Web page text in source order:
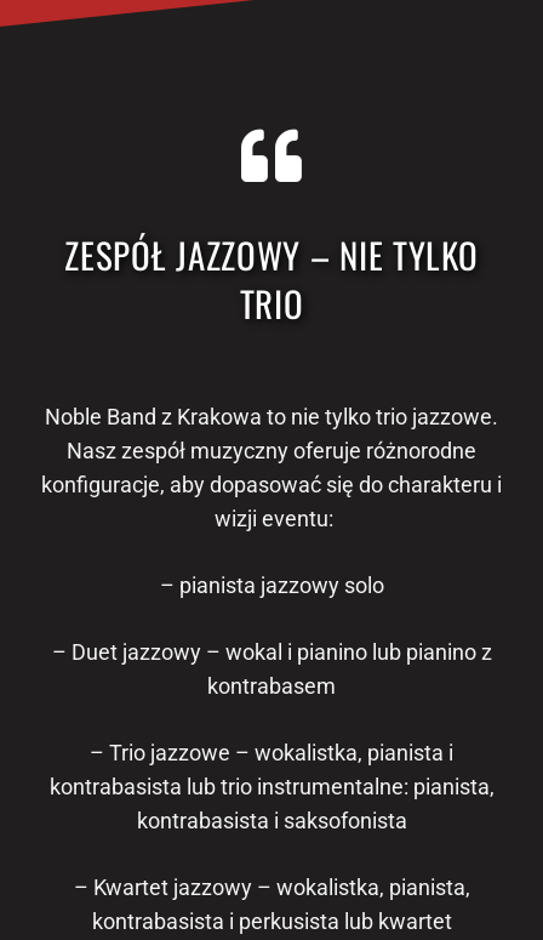
ZESPÓŁ JAZZOWY – NIE TYLKO
TRIO
Noble Band z Krakowa to nie tylko trio jazzowe.
Nasz zespół muzyczny oferuje różnorodne
konfiguracje, aby dopasować się do charakteru i
wizji eventu:
– pianista jazzowy solo
– Duet jazzowy – wokal i pianino lub pianino z
kontrabasem
– Trio jazzowe – wokalistka, pianista i
kontrabasista lub trio instrumentalne: pianista,
kontrabasista i saksofonista
– Kwartet jazzowy – wokalistka, pianista,
kontrabasista i perkusista lub kwartet